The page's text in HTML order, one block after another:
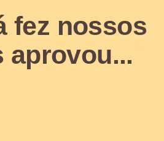
fez nossos
aprovou...